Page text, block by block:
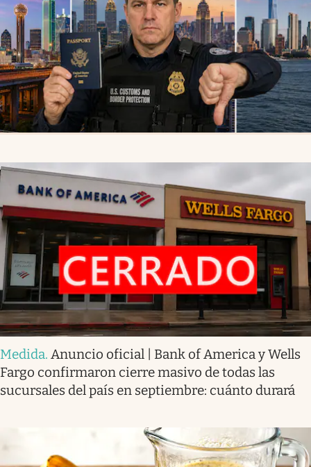
Medida. Anuncio oficial | Bank of America y Wells
Fargo confirmaron cierre masivo de todas las
sucursales del país en septiembre: cuánto durará